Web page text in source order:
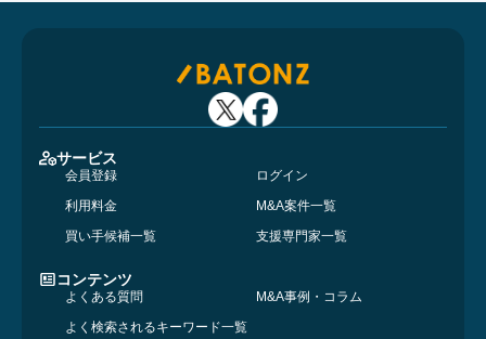
サービス
会員登録
ログイン
利用料金
M&A案件一覧
買い手候補一覧
支援専門家一覧
コンテンツ
よくある質問
M&A事例・コラム
よく検索されるキーワード一覧